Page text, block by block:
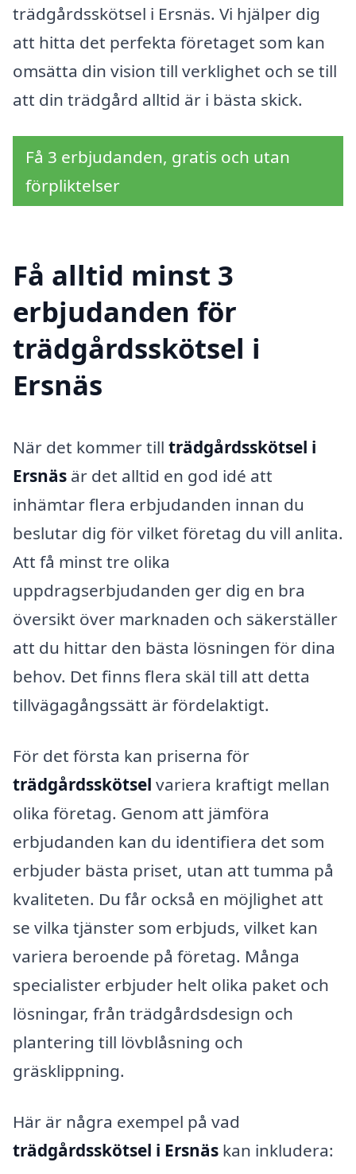
trädgårdsskötsel i Ersnäs. Vi hjälper dig
att hitta det perfekta företaget som kan
omsätta din vision till verklighet och se till
att din trädgård alltid är i bästa skick.
Få 3 erbjudanden, gratis och utan
förpliktelser
Få alltid minst 3
erbjudanden för
trädgårdsskötsel i
Ersnäs
När det kommer till trädgårdsskötsel i
Ersnäs är det alltid en god idé att
inhämtar flera erbjudanden innan du
beslutar dig för vilket företag du vill anlita.
Att få minst tre olika
uppdragserbjudanden ger dig en bra
översikt över marknaden och säkerställer
att du hittar den bästa lösningen för dina
behov. Det finns flera skäl till att detta
tillvägagångssätt är fördelaktigt.
För det första kan priserna för
trädgårdsskötsel variera kraftigt mellan
olika företag. Genom att jämföra
erbjudanden kan du identifiera det som
erbjuder bästa priset, utan att tumma på
kvaliteten. Du får också en möjlighet att
se vilka tjänster som erbjuds, vilket kan
variera beroende på företag. Många
specialister erbjuder helt olika paket och
lösningar, från trädgårdsdesign och
plantering till lövblåsning och
gräsklippning.
Här är några exempel på vad
trädgårdsskötsel i Ersnäs kan inkludera: